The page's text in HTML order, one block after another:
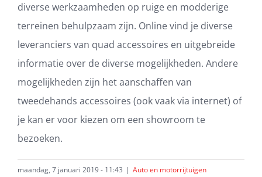
diverse werkzaamheden op ruige en modderige
terreinen behulpzaam zijn. Online vind je diverse
leveranciers van quad accessoires en uitgebreide
informatie over de diverse mogelijkheden. Andere
mogelijkheden zijn het aanschaffen van
tweedehands accessoires (ook vaak via internet) of
je kan er voor kiezen om een showroom te
bezoeken.
maandag, 7 januari 2019 - 11:43 | Auto en motorrijtuigen